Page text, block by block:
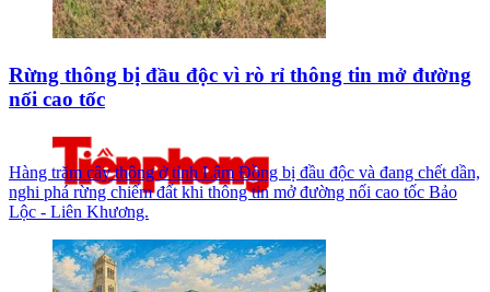
Rừng thông bị đầu độc vì rò rỉ thông tin mở đường
nối cao tốc
Hàng trăm cây thông ở tỉnh Lâm Đồng bị đầu độc và đang chết dần,
nghi phá rừng chiếm đất khi thông tin mở đường nối cao tốc Bảo
Lộc - Liên Khương.